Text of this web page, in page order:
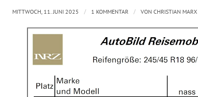
MITTWOCH, 11. JUNI 2025 / 1 KOMMENTAR / VON CHRISTIAN MARX